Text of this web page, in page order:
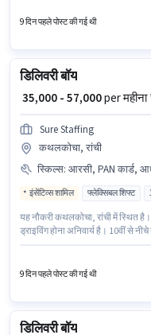
है। 10वीं से नीचे योग्यता वाले
9 दिन पहले पोस्ट की गई थी
डिलिवरी बॉय
₹ 35,000 - 57,000per महीना
Sure Staffing
कथलकोचा, रांची
स्किल्स: आरसी, PAN कार्ड, आधार कार्ड, 2-व्हीलर
इंसेंटिव्स शामिल फ्लेक्सिबल शिफ्ट
यह नौकरी कथलकोचा, रांची में स्थित
ड्राइविंग होना अनिवार्य है। 10वीं से
जैसे इंश्योरेंस भी मिलेंगे।
9 दिन पहले पोस्ट की गई थी
डिलिवरी बॉय